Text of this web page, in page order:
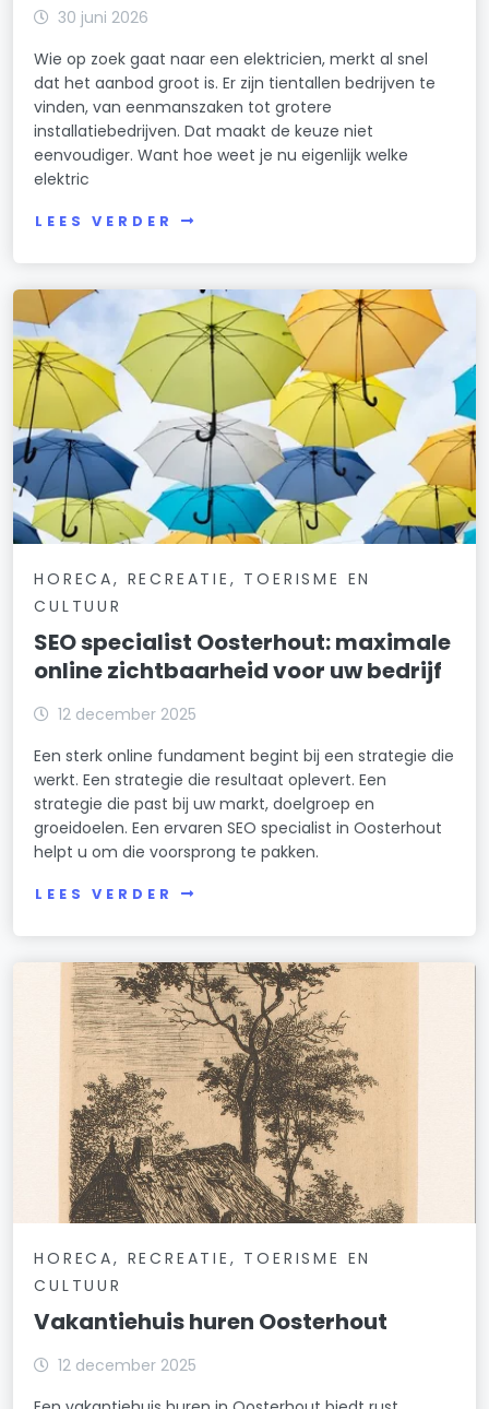
30 juni 2026
Wie op zoek gaat naar een elektricien, merkt al snel
dat het aanbod groot is. Er zijn tientallen bedrijven te
vinden, van eenmanszaken tot grotere
installatiebedrijven. Dat maakt de keuze niet
eenvoudiger. Want hoe weet je nu eigenlijk welke
elektric
LEES VERDER
HORECA, RECREATIE, TOERISME EN
CULTUUR
SEO specialist Oosterhout: maximale
online zichtbaarheid voor uw bedrijf
12 december 2025
Een sterk online fundament begint bij een strategie die
werkt. Een strategie die resultaat oplevert. Een
strategie die past bij uw markt, doelgroep en
groeidoelen. Een ervaren SEO specialist in Oosterhout
helpt u om die voorsprong te pakken.
LEES VERDER
HORECA, RECREATIE, TOERISME EN
CULTUUR
Vakantiehuis huren Oosterhout
12 december 2025